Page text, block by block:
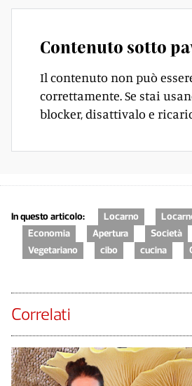
Contenuto sotto
Il contenuto non può
correttamente. Se stai
blocker, disattivalo e
In questo articolo: Locarno
Economia
Apertura Società
Vegetariano
cibo cucina
Correlati